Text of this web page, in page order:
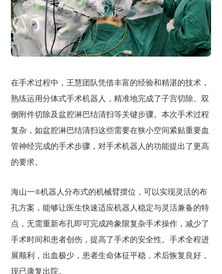
在手术过程中，王慧团队凭借丰富的经验和精湛的技术，
熟练运用分体式手术机器人，精准地完成了子宫切除、双
侧附件切除及盆腔淋巴结清扫等关键步骤。本次手术过程
复杂，如盆腔淋巴结清扫这些需要在狭小空间紧贴重要血
管神经完成的手术步骤，对手术机器人的功能提出了更高
的要求。
海山一®机器人分布式的机械臂摆位，可以实现灵活的布
孔方案，能够让医生快速适应机器人稳定与灵活兼备的特
点，无需重新布孔即可完成跨象限复杂手术操作，减少了
手术时间和患者创伤，提高了手术的安全性。手术全程进
展顺利，出血极少，患者生命体征平稳，术后恢复良好，
现已康复出院。